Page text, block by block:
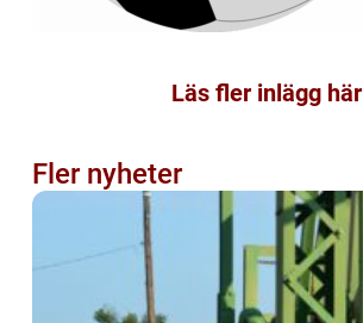
Läs fler inlägg här
Fler nyheter